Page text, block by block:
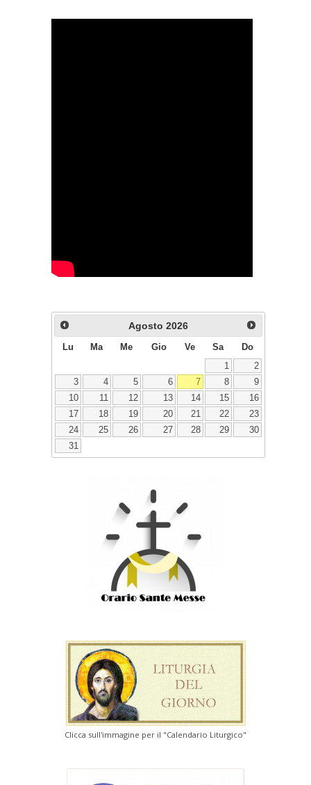
Agosto 2026
Lu Ma Me Gio Ve Sa
Do
1
2
3
4 5 6 7 8
9
10
11 12 13 14 15
16
17
18 19 20 21 22
23
24
25 26 27 28 29
30
31
Clicca sull'immagine per il "Calendario Liturgico"